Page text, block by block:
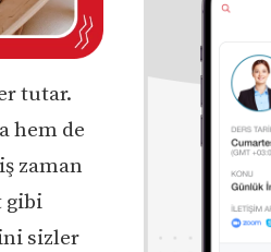
tutar.
hem de
zaman
gibi
sizler